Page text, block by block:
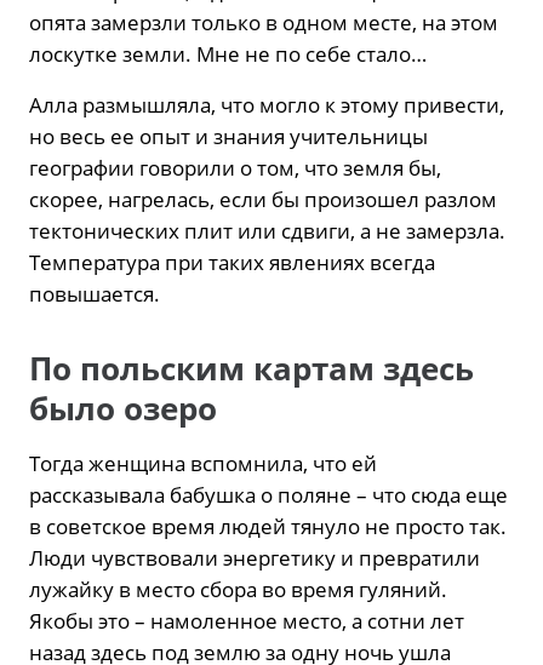
опята замерзли только в одном месте, на этом
лоскутке земли. Мне не по себе стало…
Алла размышляла, что могло к этому привести,
но весь ее опыт и знания учительницы
географии говорили о том, что земля бы,
скорее, нагрелась, если бы произошел разлом
тектонических плит или сдвиги, а не замерзла.
Температура при таких явлениях всегда
повышается.
По польским картам здесь
было озеро
Тогда женщина вспомнила, что ей
рассказывала бабушка о поляне – что сюда еще
в советское время людей тянуло не просто так.
Люди чувствовали энергетику и превратили
лужайку в место сбора во время гуляний.
Якобы это – намоленное место, а сотни лет
назад здесь под землю за одну ночь ушла